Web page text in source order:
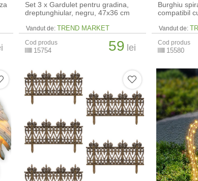
Set 3 x Gardulet pentru gradina,
dreptunghiular, negru, 47x36 cm
Vandut de: TREND MARKET
Cod produs
15754 59 lei
Burghiu
compatibil
Vandut de:
Cod produs
15580